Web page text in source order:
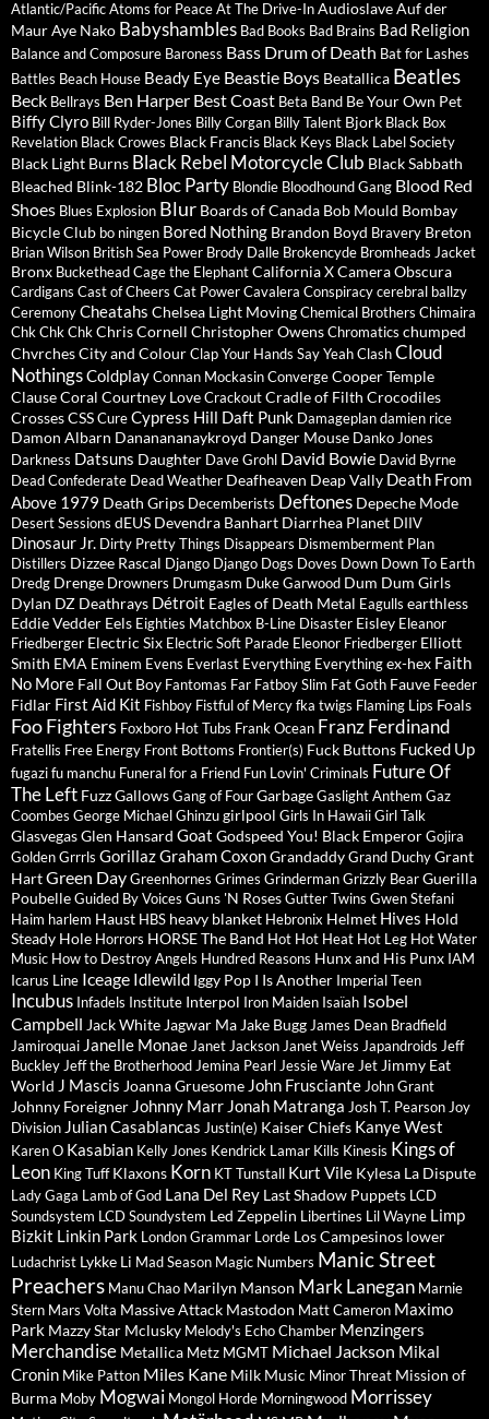
Atlantic/PacificAtoms for PeaceAt The Drive-InAudioslaveAuf der
MaurAye Nako Babyshambles Bad Books Bad Brains Bad Religion
Balance and Composure Baroness Bass Drum of Death Bat for Lashes
Battles Beach House Beady Eye Beastie Boys Beatallica Beatles
Beck Bellrays Ben Harper Best Coast Beta Band Be Your Own Pet
Biffy Clyro Bill Ryder-Jones Billy Corgan Billy Talent Bjork Black Box
Revelation Black Crowes Black Francis Black Keys Black Label Society
Black Light Burns Black Rebel Motorcycle Club Black Sabbath
Bleached Blink-182 Bloc Party Blondie Bloodhound Gang Blood Red
Shoes Blues Explosion Blur Boards of Canada Bob Mould Bombay
Bicycle Club bo ningen Bored Nothing Brandon Boyd Bravery Breton
Brian Wilson British Sea Power Brody Dalle Brokencyde Bromheads Jacket
Bronx BucketheadCage the ElephantCalifornia XCamera Obscura
Cardigans Cast of Cheers Cat PowerCavalera Conspiracycerebral ballzy
CeremonyCheatahs Chelsea Light MovingChemical Brothers Chimaira
Chk Chk ChkChris Cornell Christopher OwensChromatics chumped
ChvrchesCity and ColourClap Your Hands Say YeahClashCloud
NothingsColdplayConnan MockasinConvergeCooper Temple
ClauseCoral Courtney LoveCrackoutCradle of Filth Crocodiles
CrossesCSSCureCypress Hill Daft Punk Damageplandamien rice
Damon Albarn Dananananaykroyd Danger Mouse Danko Jones
Darkness Datsuns Daughter Dave Grohl David Bowie David Byrne
Dead Confederate Dead Weather Deafheaven Deap Vally Death From
Above 1979 Death Grips Decemberists Deftones Depeche Mode
Desert Sessions dEUS Devendra Banhart Diarrhea Planet DIIV
Dinosaur Jr. Dirty Pretty Things Disappears Dismemberment Plan
Distillers Dizzee Rascal Django Django Dogs Doves Down Down To Earth
Dredg Drenge Drowners Drumgasm Duke Garwood Dum Dum Girls
Dylan DZ Deathrays Détroit Eagles of Death Metal Eagulls earthless
Eddie Vedder Eels Eighties Matchbox B-Line Disaster Eisley Eleanor
Friedberger Electric Six Electric Soft Parade Eleonor Friedberger Elliott
Smith EMA Eminem Evens Everlast Everything Everythingex-hex Faith
No More Fall Out Boy Fantomas Far Fatboy Slim Fat Goth Fauve Feeder
Fidlar First Aid Kit Fishboy Fistful of Mercyfka twigs Flaming Lips Foals
Foo Fighters Foxboro Hot Tubs Frank Ocean Franz Ferdinand
Fratellis Free Energy Front Bottoms Frontier(s) Fuck Buttons Fucked Up
fugazifu manchu Funeral for a Friend Fun Lovin' Criminals Future Of
The Left FuzzGallowsGang of FourGarbageGaslight Anthem Gaz
Coombes George MichaelGhinzugirlpool Girls In HawaiiGirl Talk
GlasvegasGlen Hansard Goat Godspeed You! Black EmperorGojira
Golden Grrrls GorillazGraham CoxonGrandaddyGrand DuchyGrant
HartGreen DayGreenhornes Grimes GrindermanGrizzly BearGuerilla
PoubelleGuided By Voices Guns 'N RosesGutter Twins Gwen Stefani
Haim harlem Haust HBS heavy blanket Hebronix Helmet Hives Hold
Steady Hole Horrors HORSE The Band Hot Hot Heat Hot Leg Hot Water
Music How to Destroy Angels Hundred Reasons Hunx and His Punx IAM
Icarus Line Iceage Idlewild Iggy Pop I Is Another Imperial Teen
Incubus Infadels Institute Interpol Iron Maiden Isaïah Isobel
Campbell Jack White Jagwar Ma Jake Bugg James Dean Bradfield
Jamiroquai Janelle Monae Janet Jackson Janet Weiss Japandroids Jeff
Buckley Jeff the Brotherhood Jemina Pearl Jessie Ware Jet Jimmy Eat
World J Mascis Joanna Gruesome John Frusciante John Grant
Johnny Foreigner Johnny Marr Jonah Matranga Josh T. Pearson Joy
Division Julian Casablancas Justin(e) Kaiser Chiefs Kanye West
Karen O Kasabian Kelly Jones Kendrick Lamar Kills Kinesis Kings of
Leon King Tuff Klaxons Korn KT Tunstall Kurt Vile Kylesa La Dispute
Lady Gaga Lamb of God Lana Del Rey Last Shadow Puppets LCD
Soundsystem LCD Soundystem Led Zeppelin Libertines Lil Wayne Limp
Bizkit Linkin Park London Grammar Lorde Los Campesinos lower
Ludachrist Lykke Li Mad Season Magic Numbers Manic Street
Preachers Manu Chao Marilyn Manson Mark Lanegan Marnie
Stern Mars Volta Massive Attack Mastodon Matt Cameron Maximo
Park Mazzy Star Mclusky Melody's Echo Chamber Menzingers
Merchandise Metallica Metz MGMT Michael Jackson Mikal
Cronin Mike Patton Miles Kane Milk Music Minor Threat Mission of
Burma Moby Mogwai Mongol Horde Morningwood Morrissey